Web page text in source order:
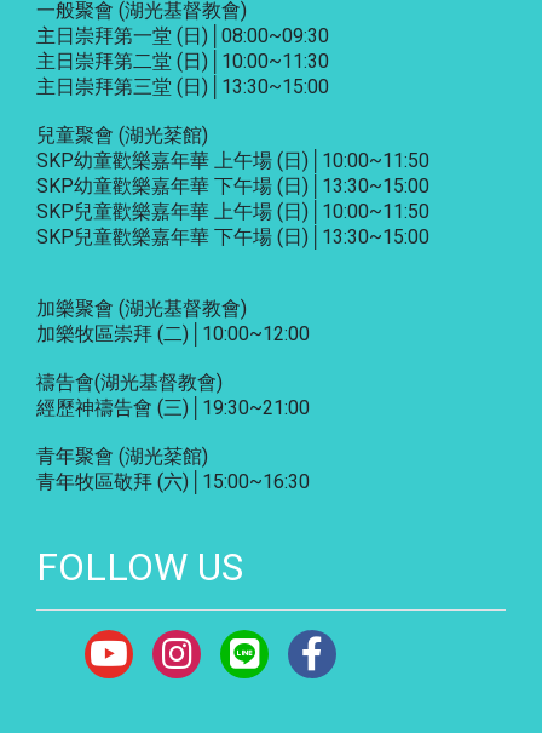
一般聚會 (湖光基督教會)
主日崇拜第一堂 (日)│08:00~09:30
主日崇拜第二堂 (日)│10:00~11:30
主日崇拜第三堂 (日)│13:30~15:00
兒童聚會 (湖光棻館)
SKP幼童歡樂嘉年華 上午場 (日)│10:00~11:50
SKP幼童歡樂嘉年華 下午場 (日)│13:30~15:00
SKP兒童歡樂嘉年華 上午場 (日)│10:00~11:50
SKP兒童歡樂嘉年華 下午場 (日)│13:30~15:00
加樂聚會 (湖光基督教會)
加樂牧區崇拜 (二)│10:00~12:00
禱告會(湖光基督教會)
經歷神禱告會 (三)│19:30~21:00
青年聚會 (湖光棻館)
青年牧區敬拜 (六)│15:00~16:30
FOLLOW US